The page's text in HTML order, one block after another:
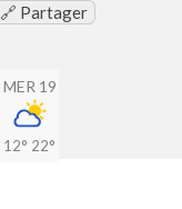
🔗 Partager
MER 19
12° 22°